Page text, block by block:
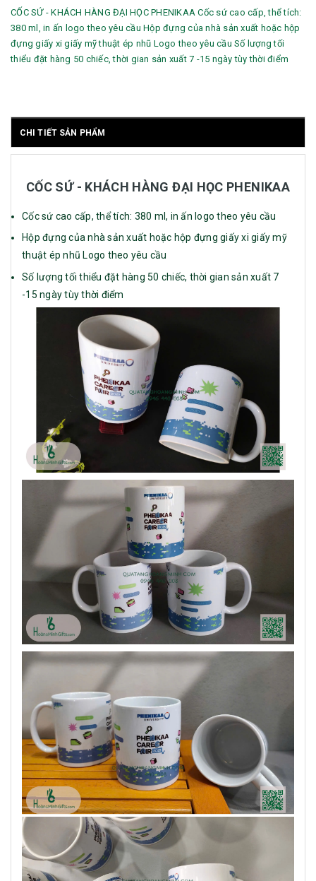
CỐC SỨ - KHÁCH HÀNG ĐẠI HỌC PHENIKAA Cốc sứ cao cấp, thể tích:
380 ml, in ấn logo theo yêu cầu Hộp đựng của nhà sản xuất hoặc hộp
đựng giấy xi giấy mỹ thuật ép nhũ Logo theo yêu cầu Số lượng tối
thiểu đặt hàng 50 chiếc, thời gian sản xuất 7 -15 ngày tùy thời điểm
CHI TIẾT SẢN PHẨM
CỐC SỨ - KHÁCH HÀNG ĐẠI HỌC PHENIKAA
Cốc sứ cao cấp, thể tích: 380 ml, in ấn logo theo yêu cầu
Hộp đựng của nhà sản xuất hoặc hộp đựng giấy xi giấy mỹ
thuật ép nhũ Logo theo yêu cầu
Số lượng tối thiểu đặt hàng 50 chiếc, thời gian sản xuất 7
-15 ngày tùy thời điểm